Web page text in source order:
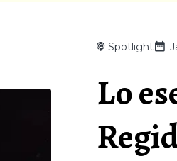
Spotlight
Lo